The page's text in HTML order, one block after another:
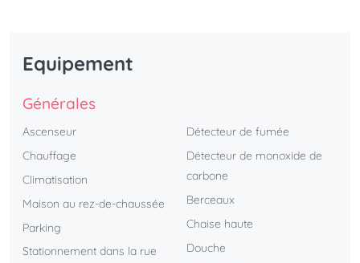
Equipement
Générales
Ascenseur
Chauffage
Climatisation
Maison au rez-de-chaussée
Parking
Stationnement dans la rue
Détecteur de fumée
Détecteur de monoxide de
carbone
Berceaux
Chaise haute
Douche